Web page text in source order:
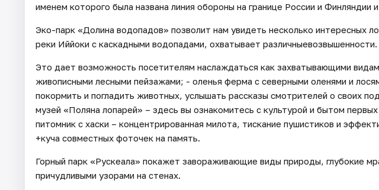
именем которого была названа линия обороны на границе России и Финляндии
Эко-парк «Долина водопадов» позволит нам увидеть несколько интересных
реки Иййоки с каскадными водопадами, охватывает различныевозвышенности.
Это дает возможность посетителям наслаждаться как захватывающими
живописными лесными пейзажами; - оленья ферма с северными оленями и
покормить и погладить животных, услышать рассказы смотрителей о своих
музей «Поляна лопарей» – здесь вы ознакомитесь с культурой и бытом
питомник с хаски – концентрированная милота, тискание пушистиков и
+куча совместных фоточек на память.
Горный парк «Рускеала» покажет завораживающие виды природы, глубокие
причудливыми узорами на стенах.